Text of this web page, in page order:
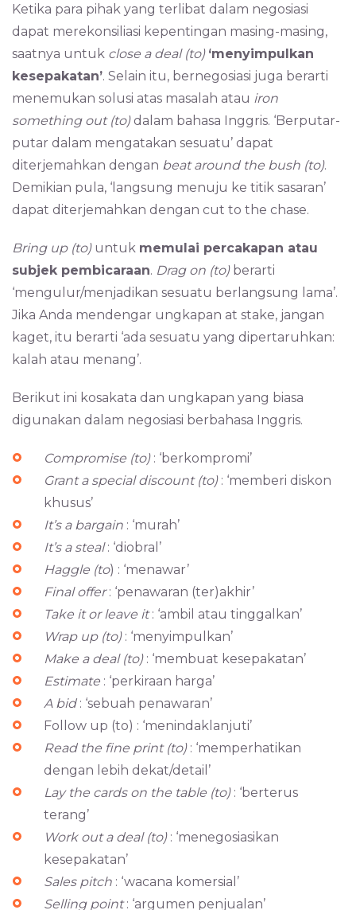
Ketika para pihak yang terlibat dalam negosiasi
dapat merekonsiliasi kepentingan masing-masing,
saatnya untuk close a deal (to) ‘menyimpulkan
kesepakatan’. Selain itu, bernegosiasi juga berarti
menemukan solusi atas masalah atau iron
something out (to)dalam bahasa Inggris. ‘Berputar-
putar dalam mengatakan sesuatu’ dapat
diterjemahkan dengan beat around the bush (to).
Demikian pula, ‘langsung menuju ke titik sasaran’
dapat diterjemahkan dengan cut to the chase.
Bring up (to)untuk memulai percakapan atau
subjek pembicaraan. Drag on (to)berarti
‘mengulur/menjadikan sesuatu berlangsung lama’.
Jika Anda mendengar ungkapan at stake, jangan
kaget, itu berarti ‘ada sesuatu yang dipertaruhkan:
kalah atau menang’.
Berikut ini kosakata dan ungkapan yang biasa
digunakan dalam negosiasi berbahasa Inggris.
Compromise (to): ‘berkompromi’
Grant a special discount (to): ‘memberi diskon
khusus’
It’s a bargain : ‘murah’
It’s a steal: ‘diobral’
Haggle (to) : ‘menawar’
Final offer: ‘penawaran (ter)akhir’
Take it or leave it: ‘ambil atau tinggalkan’
Wrap up (to): ‘menyimpulkan’
Make a deal (to): ‘membuat kesepakatan’
Estimate : ‘perkiraan harga’
A bid: ‘sebuah penawaran’
Follow up (to) : ‘menindaklanjuti’
Read the fine print (to): ‘memperhatikan
dengan lebih dekat/detail’
Lay the cards on the table (to): ‘berterus
terang’
Work out a deal (to): ‘menegosiasikan
kesepakatan’
Sales pitch : ‘wacana komersial’
Selling point: ‘argumen penjualan’